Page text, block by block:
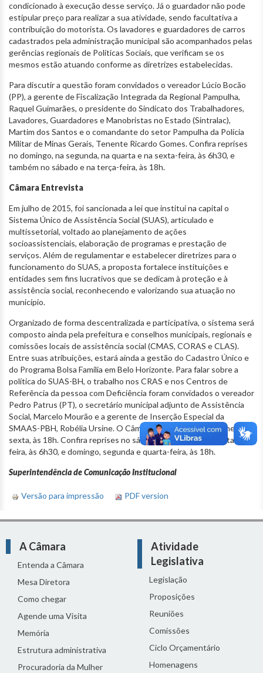
condicionado à execução desse serviço. Já o guardador não pode
estipular preço para realizar a sua atividade, sendo facultativa a
contribuição do motorista. Os lavadores e guardadores de carros
cadastrados pela administração municipal são acompanhados pelas
gerências regionais de Políticas Sociais, que verificam se os
mesmos estão atuando conforme as diretrizes estabelecidas.
Para discutir a questão foram convidados o vereador Lúcio Bocão
(PP), a gerente de Fiscalização Integrada da Regional Pampulha,
Raquel Guimarães, o presidente do Sindicato dos Trabalhadores,
Lavadores, Guardadores e Manobristas no Estado (Sintralac),
Martim dos Santos e o comandante do setor Pampulha da Polícia
Militar de Minas Gerais, Tenente Ricardo Gomes. Confira reprises
no domingo, na segunda, na quarta e na sexta-feira, às 6h30, e
também no sábado e na terça-feira, às 18h.
Câmara Entrevista
Em julho de 2015, foi sancionada a lei que institui na capital o
Sistema Único de Assistência Social (SUAS), articulado e
multissetorial, voltado ao planejamento de ações
socioassistenciais, elaboração de programas e prestação de
serviços. Além de regulamentar e estabelecer diretrizes para o
funcionamento do SUAS, a proposta fortalece instituições e
entidades sem fins lucrativos que se dedicam à proteção e à
assistência social, reconhecendo e valorizando sua atuação no
município.
Organizado de forma descentralizada e participativa, o sistema será
composto ainda pela prefeitura e conselhos municipais, regionais e
comissões locais de assistência social (CMAS, CORAS e CLAS).
Entre suas atribuições, estará ainda a gestão do Cadastro Único e
do Programa Bolsa Família em Belo Horizonte. Para falar sobre a
política do SUAS-BH, o trabalho nos CRAS e nos Centros de
Referência da pessoa com Deficiência foram convidados o vereador
Pedro Patrus (PT), o secretário municipal adjunto de Assistência
Social, Marcelo Mourão e a gerente de Inserção Especial da
SMAAS-PBH, Robélia Ursine. O Câmara Entrevista vai ao ar nesta
sexta, às 18h. Confira reprises no sábado, na terça e na quinta-
feira, às 6h30, e domingo, segunda e quarta-feira, às 18h.
Superintendência de Comunicação Institucional
Versão para impressão PDF version
A Câmara
Entenda a Câmara
Mesa Diretora
Como chegar
Agende uma Visita
Memória
Estrutura administrativa
Procuradoria da Mulher
Atividade
Legislativa
Legislação
Proposições
Reuniões
Comissões
Ciclo Orçamentário
Homenagens